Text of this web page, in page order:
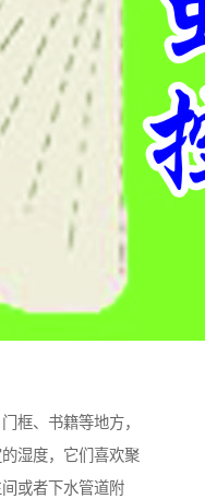
框、书籍等地方，
湿度，它们喜欢聚
或者下水管道附